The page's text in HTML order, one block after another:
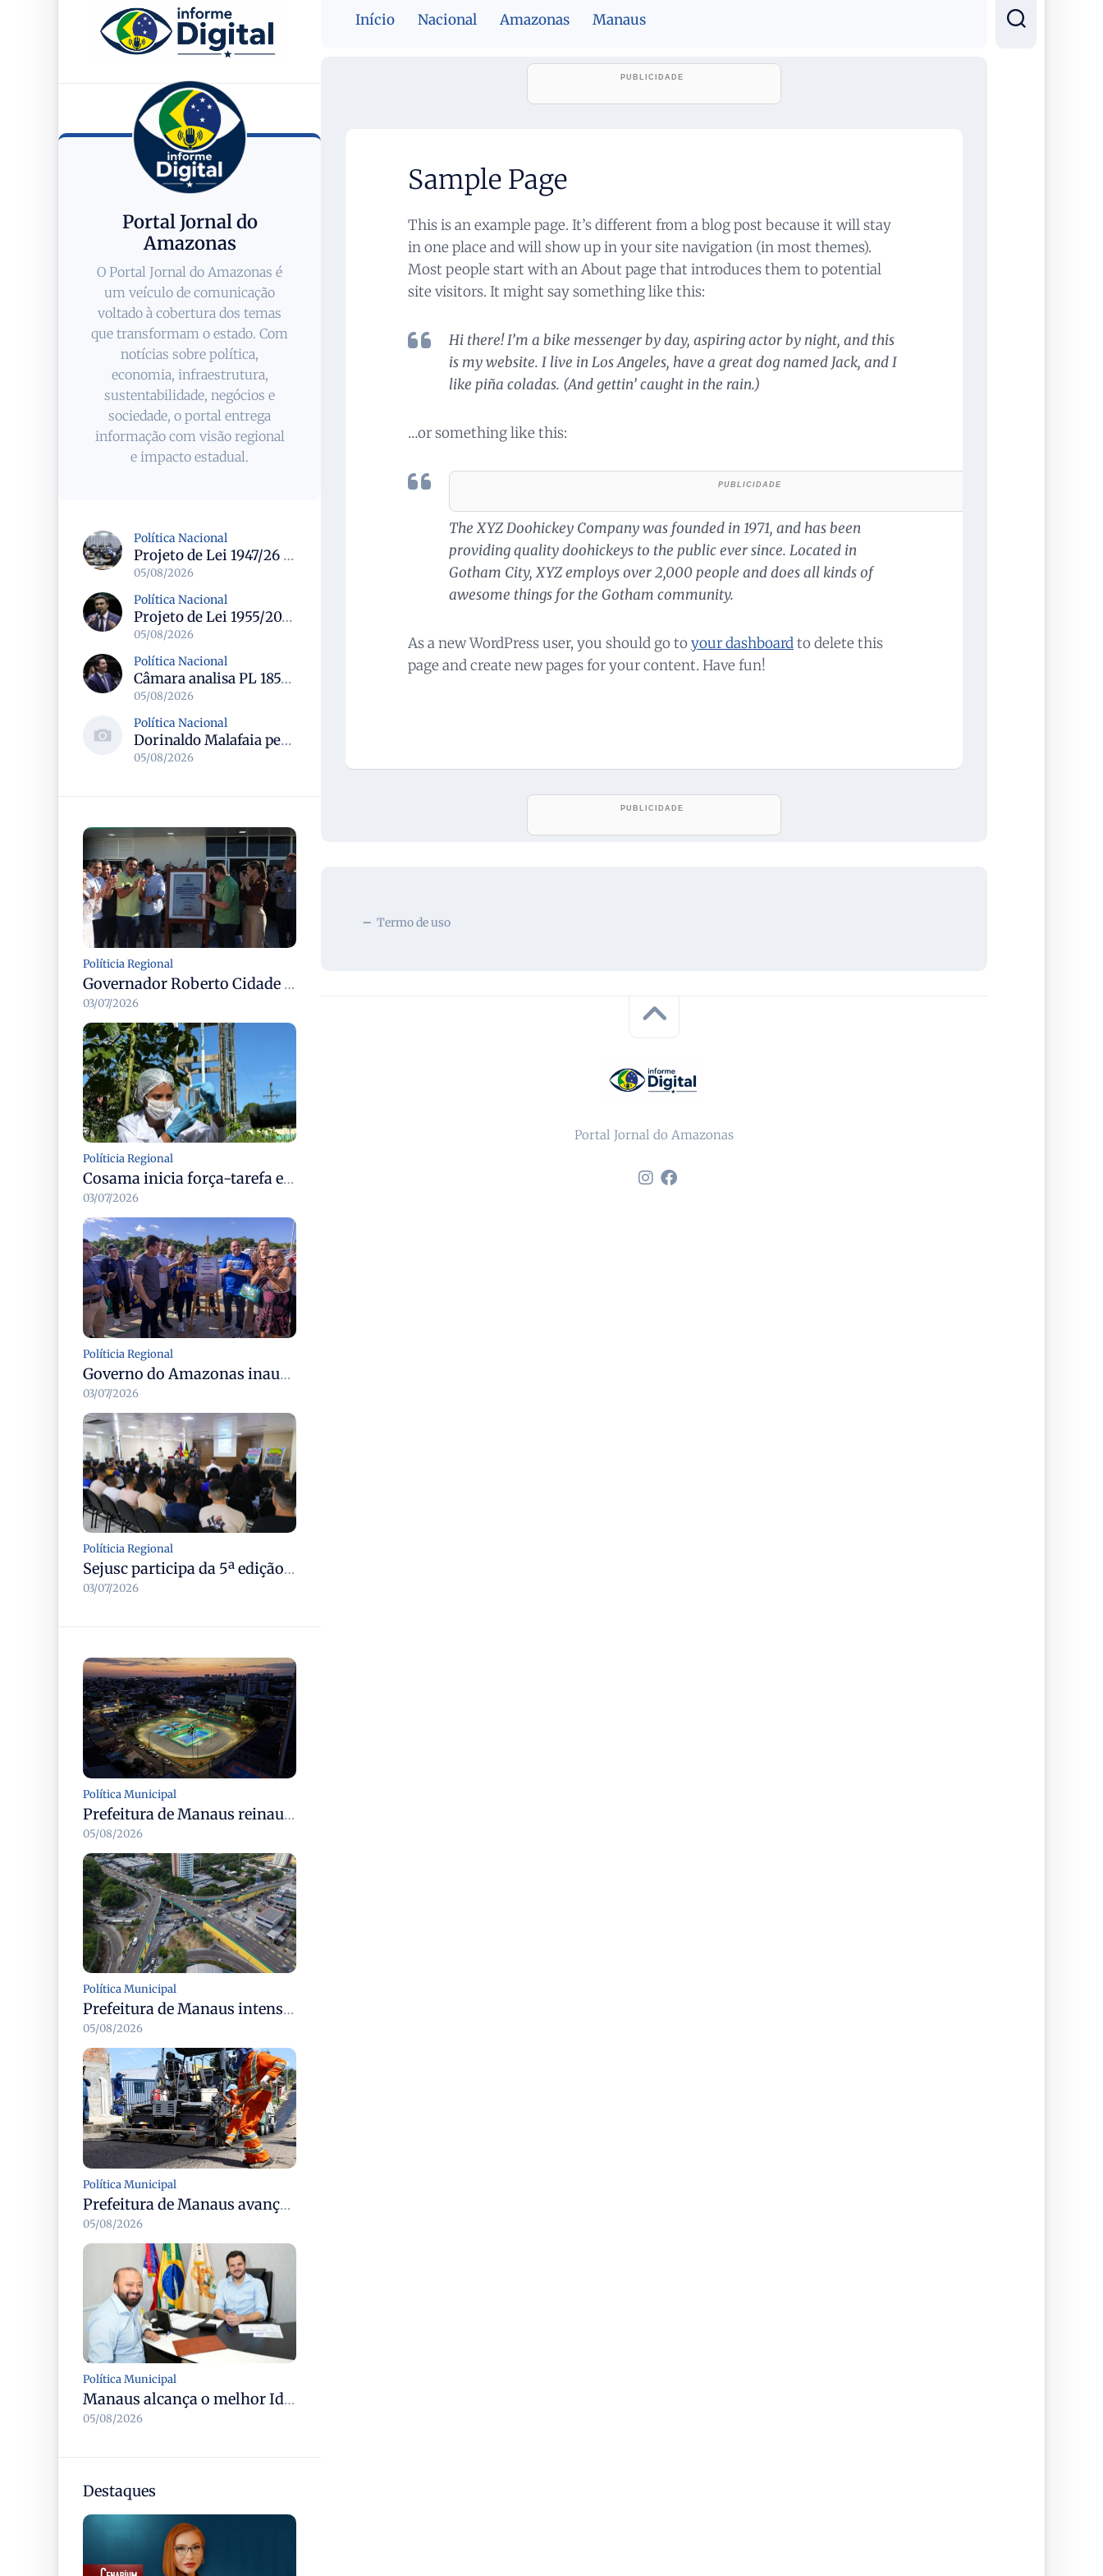
Portal Jornal do
Amazonas
O Portal Jornal do Amazonas é
um veículo de comunicação
voltado à cobertura dos temas
que transformam o estado. Com
notícias sobre política,
economia, infraestrutura,
sustentabilidade, negócios e
sociedade, o portal entrega
informação com visão regional
e impacto estadual.
Política Nacional
Projeto de Lei 1947/26 propõe fim de margens para cartão de crédito e consignado do INSS
05/08/2026
Política Nacional
Projeto de Lei 1955/2026 propõe criação de geração livre de fumo ao restringir venda de vapes a nascidos desde 1º de janeiro de 2009
05/08/2026
Política Nacional
Câmara analisa PL 1852/26 que institui Política Nacional de Gestão de Desempenho e Eficiência para servidores públicos
05/08/2026
Política Nacional
Dorinaldo Malafaia pede vacinação ativa ao Ministério da Saúde para reverter queda na cobertura vacinal no Brasil
05/08/2026
Políticia Regional
Governador Roberto Cidade entrega readequação do ambulatório da FCecon e amplia capacidade de atendimento oncológico em Manaus
03/07/2026
Políticia Regional
Cosama inicia força-tarefa em Anamã para fortalecer abastecimento de água e segurança hídrica da população
03/07/2026
Políticia Regional
Governo do Amazonas inaugura primeiro Castramóvel Fluvial para atendimento veterinário às comunidades ribeirinhas e castração gratuita
03/07/2026
Políticia Regional
Sejusc participa da 5ª edição do Caminhos Literários com foco na cultura hip-hop nas unidades socioeducativas
03/07/2026
Política Municipal
Prefeitura de Manaus reinaugura o Velódromo Professora Alzira Campos e entrega espaço esportivo totalmente revitalizado
05/08/2026
Política Municipal
Prefeitura de Manaus intensifica obras de modernização no viaduto Miguel Arraes para ampliar segurança e acessibilidade na região
05/08/2026
Política Municipal
Prefeitura de Manaus avança com recapeamento no Parque Rio Solimões e cobre cerca de 30 ruas
05/08/2026
Política Municipal
Manaus alcança o melhor Ideb entre as três maiores redes municipais do país em 2025 com avanço na aprendizagem
05/08/2026
Destaques
Início Nacional Amazonas Manaus
Sample Page
This is an example page. It’s different from a blog post because it will stay
in one place and will show up in your site navigation (in most themes).
Most people start with an About page that introduces them to potential
site visitors. It might say something like this:
Hi there! I’m a bike messenger by day, aspiring actor by night, and this
is my website. I live in Los Angeles, have a great dog named Jack, and I
like piña coladas. (And gettin’ caught in the rain.)
…or something like this:
The XYZ Doohickey Company was founded in 1971, and has been
providing quality doohickeys to the public ever since. Located in
Gotham City, XYZ employs over 2,000 people and does all kinds of
awesome things for the Gotham community.
As a new WordPress user, you should go toyour dashboardto delete this
page and create new pages for your content. Have fun!
Termo de uso
Portal Jornal do Amazonas